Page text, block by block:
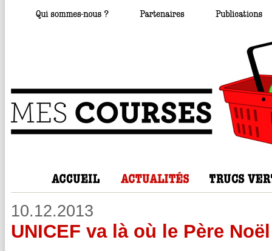
10.12.2013
UNICEF va là où le Père